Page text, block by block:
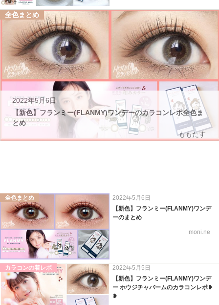
全色まとめ
2022年5月6日
【新色】フランミー(FLANMY)ワンデーのカラコンレポ全色ま
とめ
ももたす
全色まとめ
2022年5月6日
【新色】フランミー(FLANMY)ワンデ
ーのまとめ
moni.ne
カラコンの着レポ
2022年5月5日
【新色】フランミー(FLANMY)ワンデ
ー ホウジチャバームのカラコンレポ❥
❥